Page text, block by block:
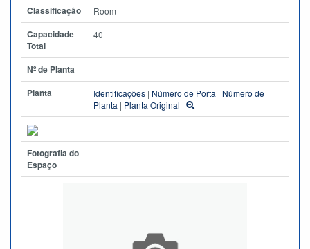
Classificação Room
Capacidade
Total
40
Nº de Planta
Planta
Identificações | Número de Porta | Número de
Planta | Planta Original |
Fotografia do
Espaço